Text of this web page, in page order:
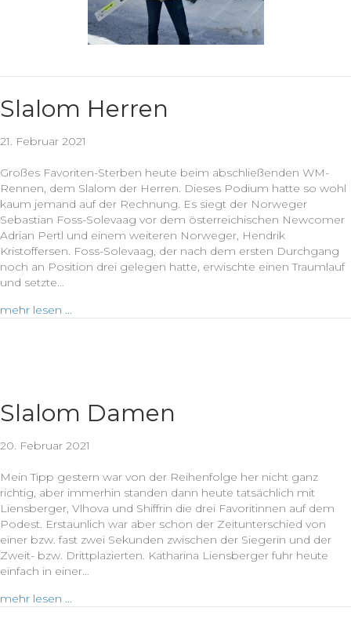
Slalom Herren
21. Februar 2021
Großes Favoriten-Sterben heute beim abschließenden WM-
Rennen, dem Slalom der Herren. Dieses Podium hatte so wohl
kaum jemand auf der Rechnung. Es siegt der Norweger
Sebastian Foss-Solevaag vor dem österreichischen Newcomer
Adrian Pertl und einem weiteren Norweger, Hendrik
Kristoffersen. Foss-Solevaag, der nach dem ersten Durchgang
noch an Position drei gelegen hatte, erwischte einen Traumlauf
und setzte…
mehr lesen ...
Slalom Damen
20. Februar 2021
Mein Tipp gestern war von der Reihenfolge her nicht ganz
richtig, aber immerhin standen dann heute tatsächlich mit
Liensberger, Vlhova und Shiffrin die drei Favoritinnen auf dem
Podest. Erstaunlich war aber schon der Zeitunterschied von
einer bzw. fast zwei Sekunden zwischen der Siegerin und der
Zweit- bzw. Drittplazierten. Katharina Liensberger fuhr heute
einfach in einer…
mehr lesen ...